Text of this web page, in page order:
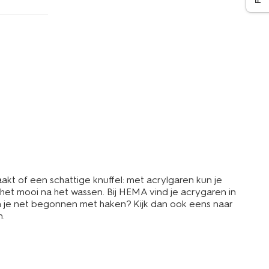
of een schattige knuffel: met acrylgaren kun je
mooi na het wassen. Bij HEMA vind je acrygaren in
net begonnen met haken? Kijk dan ook eens naar